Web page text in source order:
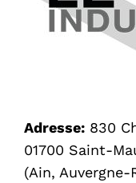
Adresse: 830
01700 Saint-
(Ain, Auvergne-